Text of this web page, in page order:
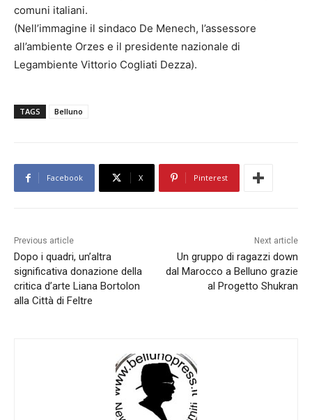
comuni italiani.
(Nell’immagine il sindaco De Menech, l’assessore
all’ambiente Orzes e il presidente nazionale di
Legambiente Vittorio Cogliati Dezza).
TAGS Belluno
Facebook X Pinterest
Previous article
Dopo i quadri, un’altra
significativa donazione della
critica d’arte Liana Bortolon
alla Città di Feltre
Next article
Un gruppo di ragazzi down
dal Marocco a Belluno grazie
al Progetto Shukran